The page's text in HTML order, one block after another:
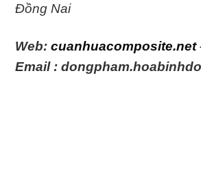
Đồng Nai
Web: cuanhuacomposite.net
Email :